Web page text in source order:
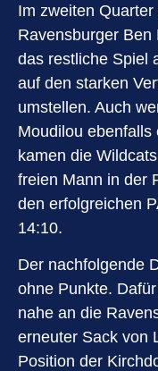
Im zweiten
Ravensburger
das restliche Spiel
auf den starken
umstellen. Auch
Moudilou ebenfalls
kamen die
freien Mann in der
den erfolgreichen
14:10.
Der nachfolgende
ohne Punkte.
nahe an die
erneuter Sack von
Position der